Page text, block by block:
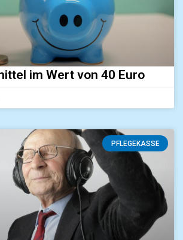
im Wert von 40 Euro
PFLEGEKASSE